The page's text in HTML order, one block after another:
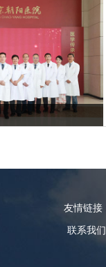
友情链
联系我们